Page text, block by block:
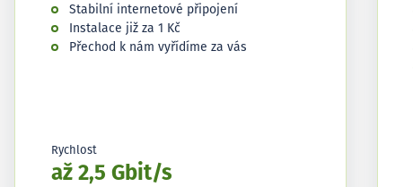
Stabilní internetové připojení
Instalace již za 1 Kč
Přechod k nám vyřídíme za vás
Rychlost
až 2,5 Gbit/s